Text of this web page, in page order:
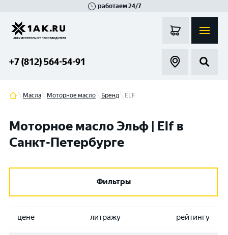
работаем 24/7
+7 (812) 564-54-91
Масла Моторное масло Бренд ELF
Моторное масло Эльф | Elf в
Санкт-Петербурге
Фильтры
цене литражу рейтингу
Гатчина